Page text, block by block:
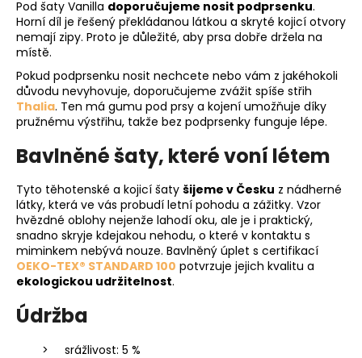
Pod šaty Vanilla doporučujeme nosit podprsenku.
Horní díl je řešený překládanou látkou a skryté kojicí otvory
nemají zipy. Proto je důležité, aby prsa dobře držela na
místě.
Pokud podprsenku nosit nechcete nebo vám z jakéhokoli
důvodu nevyhovuje, doporučujeme zvážit spíše střih
Thalia. Ten má gumu pod prsy a kojení umožňuje díky
pružnému výstřihu, takže bez podprsenky funguje lépe.
Bavlněné šaty, které voní létem
Tyto těhotenské a kojicí šaty šijeme v Česku z nádherné
látky, která ve vás probudí letní pohodu a zážitky. Vzor
hvězdné oblohy nejenže lahodí oku, ale je i praktický,
snadno skryje kdejakou nehodu, o které v kontaktu s
miminkem nebývá nouze. Bavlněný úplet s certifikací
OEKO-TEX® STANDARD 100 potvrzuje jejich kvalitu a
ekologickou udržitelnost.
Údržba
srážlivost: 5 %